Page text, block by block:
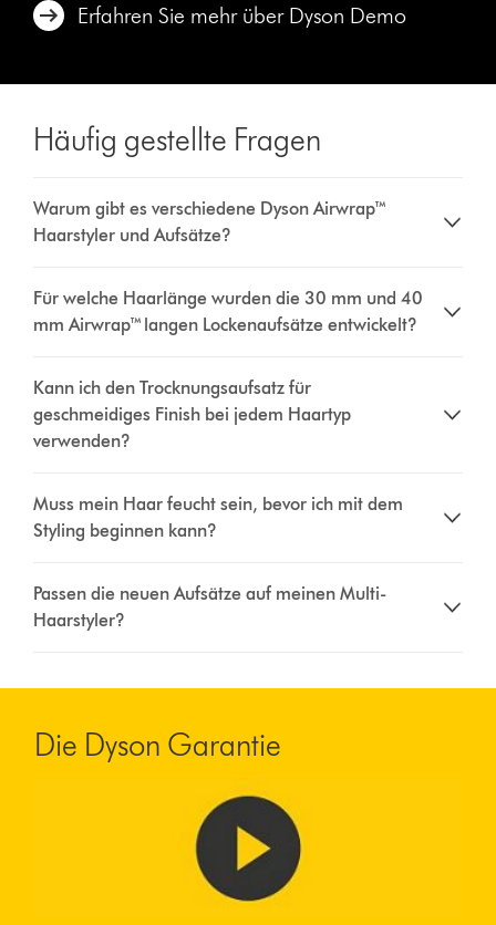
Erfahren Sie mehr über Dyson Demo
Häufig gestellte Fragen
Warum gibt es verschiedene Dyson Airwrap™
Haarstyler und Aufsätze?
Für welche Haarlänge wurden die 30 mm und 40
mm Airwrap™ langen Lockenaufsätze entwickelt?
Kann ich den Trocknungsaufsatz für
geschmeidiges Finish bei jedem Haartyp
verwenden?
Muss mein Haar feucht sein, bevor ich mit dem
Styling beginnen kann?
Passen die neuen Aufsätze auf meinen Multi-
Haarstyler?
Die Dyson Garantie